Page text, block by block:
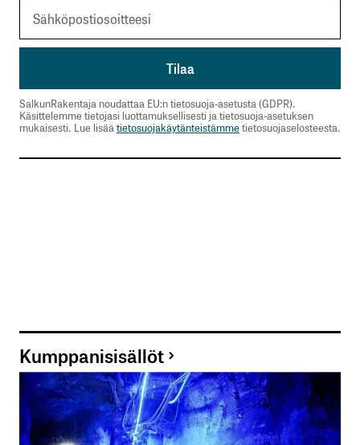
SalkunRakentaja noudattaa EU:n tietosuoja-asetusta (GDPR).
Käsittelemme tietojasi luottamuksellisesti ja tietosuoja-asetuksen
mukaisesti. Lue lisäätietosuojakäytänteistämmetietosuojaselosteesta.
Kumppanisisällöt